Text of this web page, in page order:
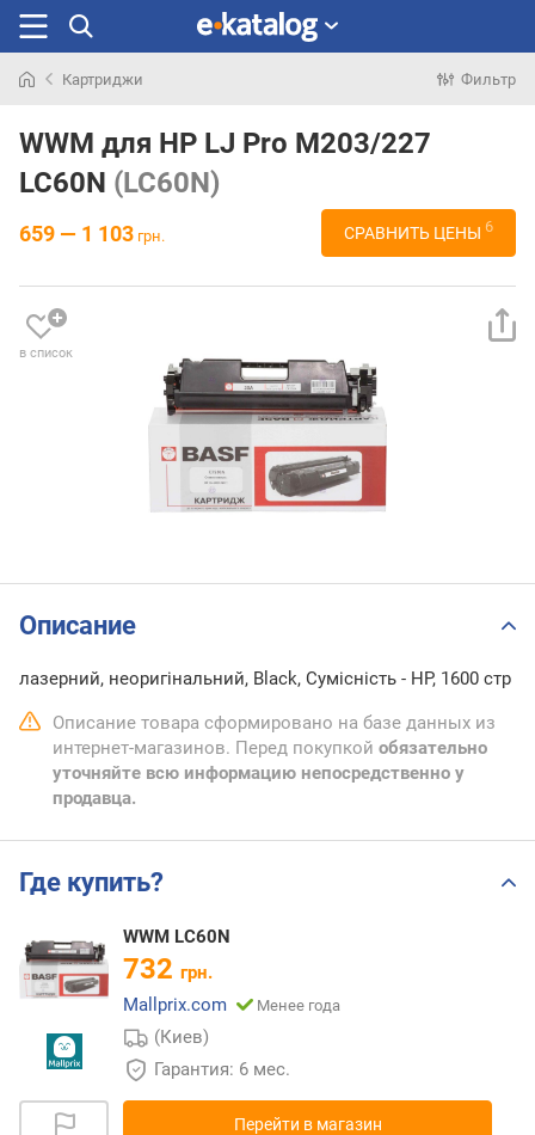
раньше
Картриджи Фильтр
WWM для HP LJ Pro M203/227
LC60N (LC60N)
659 — 1 103 грн. СРАВНИТЬ ЦЕНЫ 6
в список
Описание
лазерний, неоригінальний, Black, Сумісність - HP, 1600 стр
Описание товара сформировано на базе данных из
интернет-магазинов. Перед покупкой обязательно
уточняйте всю информацию непосредственно у
продавца.
Где купить?
WWM LC60N
732 грн.
Mallprix.com
Менее года
(Киев)
Гарантия: 6 мес.
Перейти в магазин